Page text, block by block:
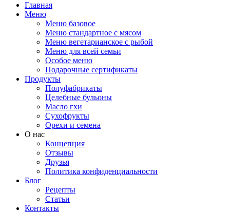
Главная
Меню
Меню базовое
Меню стандартное с мясом
Меню вегетарианское с рыбой
Меню для всей семьи
Особое меню
Подарочные сертификаты
Продукты
Полуфабрикаты
Целебные бульоны
Масло гхи
Сухофрукты
Орехи и семена
О нас
Концепция
Отзывы
Друзья
Политика конфиденциальности
Блог
Рецепты
Статьи
Контакты